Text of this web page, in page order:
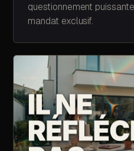
questionnement
mandat exclusif.